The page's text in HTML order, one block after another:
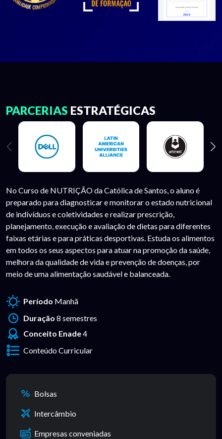
PARCERIAS ESTRATÉGICAS
No Curso de NUTRIÇÃO da Católica de Santos, o aluno é
preparado para diagnosticar e monitorar o estado nutricional
de indivíduos e coletividades e realizar prescrição,
planejamento, execução e avaliação de dietas para diferentes
faixas etárias e para práticas desportivas. Estuda os alimentos
em todos os seus aspectos para atuar na promoção da saúde,
melhora da qualidade de vida e prevenção de doenças, por
meio de uma alimentação saudável e balanceada.
Período Manhã
Duração 8 semestres
Conceito Enade4
Conteúdo Curricular
Bolsas
Intercâmbio
Empresas conveniadas